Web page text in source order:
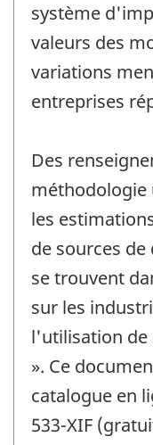
système
valeurs des
variations
entreprises
Des
méthodologie
les
de sources
se trouvent
sur les
l'utilisation de
». Ce
catalogue en
533-XIF